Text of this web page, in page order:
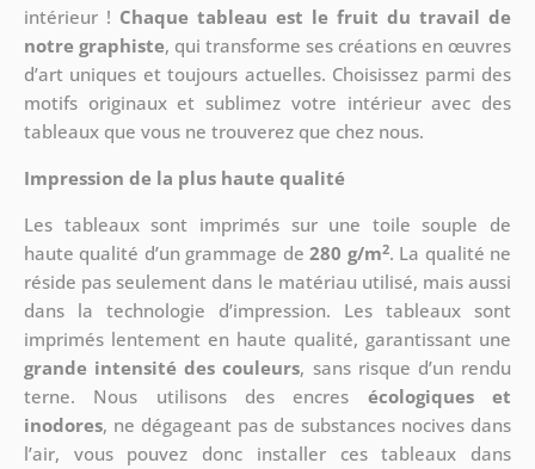
intérieur ! Chaque tableau est le fruit du travail de
notre graphiste, qui transforme ses créations en œuvres
d’art uniques et toujours actuelles. Choisissez parmi des
motifs originaux et sublimez votre intérieur avec des
tableaux que vous ne trouverez que chez nous.
Impression de la plus haute qualité
Les tableaux sont imprimés sur une toile souple de
haute qualité d’un grammage de280 g/m2. La qualité ne
réside pas seulement dans le matériau utilisé, mais aussi
dans la technologie d’impression. Les tableaux sont
imprimés lentement en haute qualité, garantissant une
grande intensité des couleurs, sans risque d’un rendu
terne. Nous utilisons des encres écologiques et
inodores, ne dégageant pas de substances nocives dans
l’air, vous pouvez donc installer ces tableaux dans